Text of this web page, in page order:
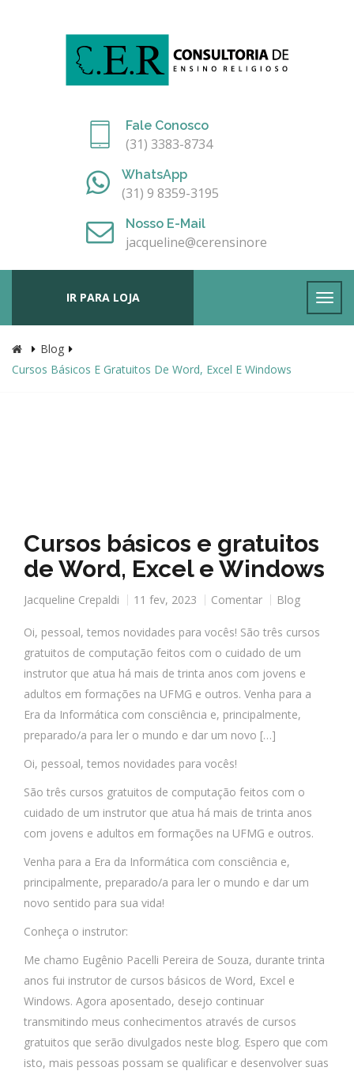
Fale Conosco
(31) 3383-8734
WhatsApp
(31) 9 8359-3195
Nosso E-Mail
jacqueline@cerensinoreligioso.com.br
IR PARA LOJA
Blog
Cursos Básicos E Gratuitos De Word, Excel E Windows
Cursos básicos e gratuitos
de Word, Excel e Windows
Jacqueline Crepaldi 11 fev, 2023 Comentar Blog
Oi, pessoal, temos novidades para vocês! São três cursos
gratuitos de computação feitos com o cuidado de um
instrutor que atua há mais de trinta anos com jovens e
adultos em formações na UFMG e outros. Venha para a
Era da Informática com consciência e, principalmente,
preparado/a para ler o mundo e dar um novo […]
Oi, pessoal, temos novidades para vocês!
São três cursos gratuitos de computação feitos com o
cuidado de um instrutor que atua há mais de trinta anos
com jovens e adultos em formações na UFMG e outros.
Venha para a Era da Informática com consciência e,
principalmente, preparado/a para ler o mundo e dar um
novo sentido para sua vida!
Conheça o instrutor:
Me chamo Eugênio Pacelli Pereira de Souza, durante trinta
anos fui instrutor de cursos básicos de Word, Excel e
Windows. Agora aposentado, desejo continuar
transmitindo meus conhecimentos através de cursos
gratuitos que serão divulgados neste blog. Espero que com
isto, mais pessoas possam se qualificar e desenvolver suas